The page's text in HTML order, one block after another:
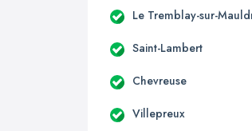
Le Tremblay-sur-
Saint-Lambert
Chevreuse
Villepreux